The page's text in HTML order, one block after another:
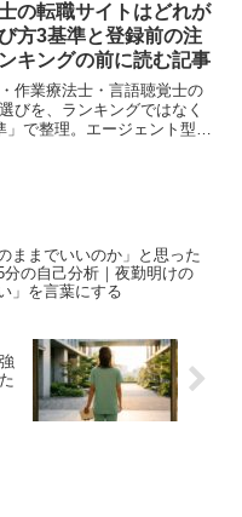
の転職サイトはどれが
方3基準と登録前の注
キングの前に読む記事
作業療法士・言語聴覚士の
びを、ランキングではなく
」で整理。エージェント型・
ままでいいのか」と思った
分の自己分析｜夜勤明けの
」を言葉にする